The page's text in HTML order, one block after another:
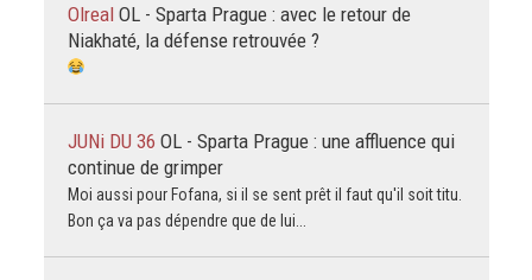
Olreal OL - Sparta Prague : avec le retour de
Niakhaté, la défense retrouvée ?
JUNi DU 36 OL - Sparta Prague : une affluence qui
continue de grimper
Moi aussi pour Fofana, si il se sent prêt il faut qu'il soit titu.
Bon ça va pas dépendre que de lui...